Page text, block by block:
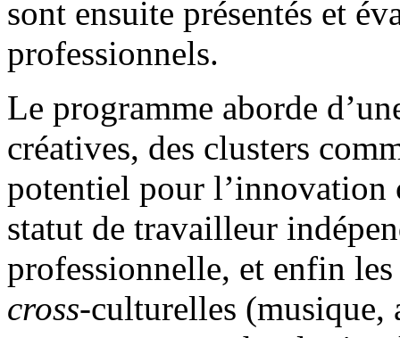
sont ensuite présentés et
professionnels.
Le programme aborde
créatives, des clusters
potentiel pour l’innovation
statut de travailleur
professionnelle, et enfin
cross-culturelles (musique,